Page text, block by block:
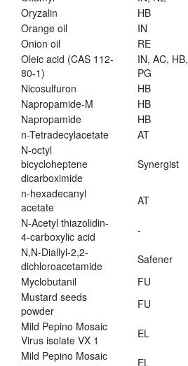
Oryzalin
HB
Orange oil
IN
Onion oil
RE
Oleic acid (CAS 112-
80-1)
IN, AC, HB,
PG
Nicosulfuron
HB
Napropamide-M
HB
Napropamide
HB
n-Tetradecylacetate
AT
N-octyl
bicycloheptene
dicarboximide
Synergist
n-hexadecanyl
acetate
AT
N-Acetyl thiazolidin-
4-carboxylic acid
-
N,N-Diallyl-2,2-
dichloroacetamide
Safener
Myclobutanil
FU
Mustard seeds
powder
FU
Mild Pepino Mosaic
Virus isolate VX 1
EL
Mild Pepino Mosaic
EL